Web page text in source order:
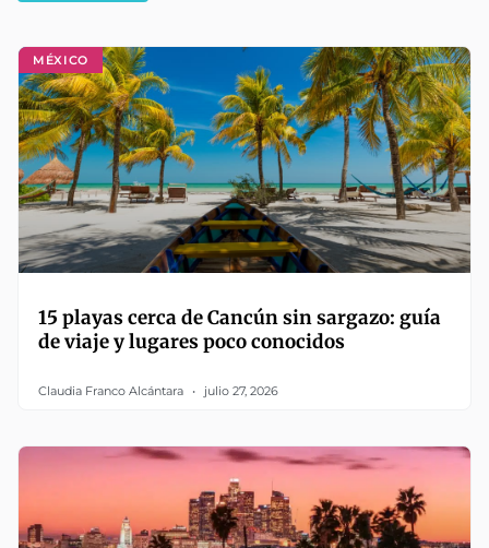
MÉXICO
15 playas cerca de Cancún sin sargazo: guía
de viaje y lugares poco conocidos
Claudia Franco Alcántara julio 27, 2026